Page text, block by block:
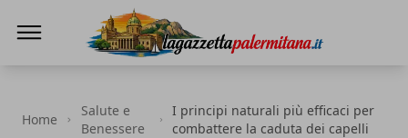
Home
Salute e
Benessere
I principi naturali più efficaci per
combattere la caduta dei capelli